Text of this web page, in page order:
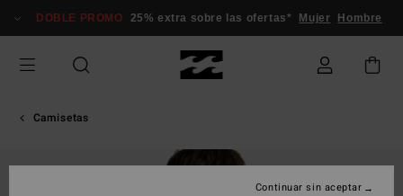
información
DOBLE PROMO 25% extra sobre las ofertas* Mujer Hombre
Camisetas
Continuar sin aceptar